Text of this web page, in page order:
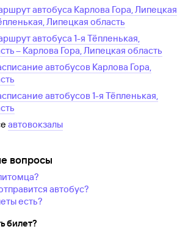
автобуса Карлова Гора, Липецкая
Липецкая область
автобуса 1-я Тёпленькая,
– Карлова Гора, Липецкая область
автобусов Карлова Гора,
автобусов1-я Тёпленькая,
автовокзалы
вопросы
автобус?
есть?
билет?